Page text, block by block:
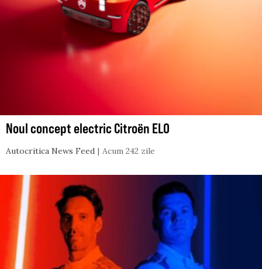
Noul concept electric Citroën ELO
Autocritica News Feed Acum 242 zile